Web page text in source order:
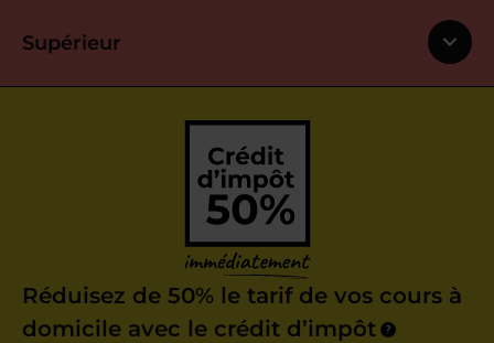
Supérieur
Réduisez de 50% le tarif de vos cours à
domicile avec le crédit d’impôt
?